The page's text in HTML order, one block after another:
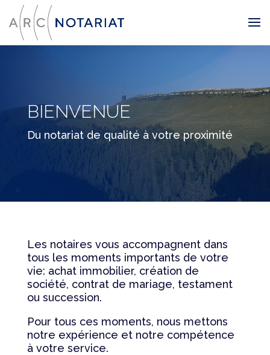
BIENVENUE
Du notariat de qualité à votre proximité
Les notaires vous accompagnent dans
tous les moments importants de votre
vie: achat immobilier, création de
société, contrat de mariage, testament
ou succession.
Pour tous ces moments, nous mettons
notre expérience et notre compétence
à votre service.